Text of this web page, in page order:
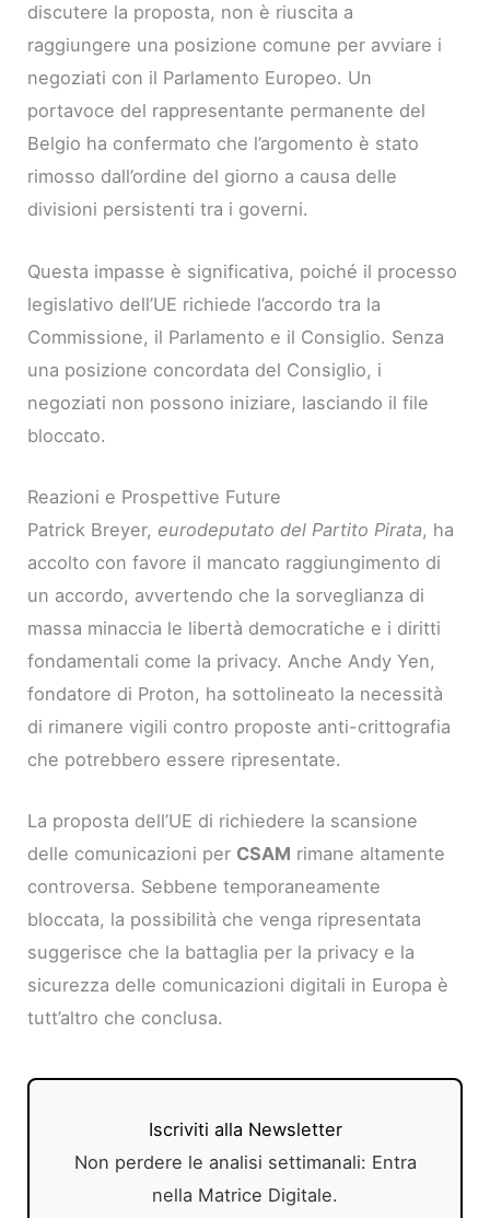
discutere la proposta, non è riuscita a
raggiungere una posizione comune per avviare i
negoziati con il Parlamento Europeo. Un
portavoce del rappresentante permanente del
Belgio ha confermato che l’argomento è stato
rimosso dall’ordine del giorno a causa delle
divisioni persistenti tra i governi.
Questa impasse è significativa, poiché il processo
legislativo dell’UE richiede l’accordo tra la
Commissione, il Parlamento e il Consiglio. Senza
una posizione concordata del Consiglio, i
negoziati non possono iniziare, lasciando il file
bloccato.
Reazioni e Prospettive Future
Patrick Breyer, eurodeputato del Partito Pirata, ha
accolto con favore il mancato raggiungimento di
un accordo, avvertendo che la sorveglianza di
massa minaccia le libertà democratiche e i diritti
fondamentali come la privacy. Anche Andy Yen,
fondatore di Proton, ha sottolineato la necessità
di rimanere vigili contro proposte anti-crittografia
che potrebbero essere ripresentate.
La proposta dell’UE di richiedere la scansione
delle comunicazioni per CSAM rimane altamente
controversa. Sebbene temporaneamente
bloccata, la possibilità che venga ripresentata
suggerisce che la battaglia per la privacy e la
sicurezza delle comunicazioni digitali in Europa è
tutt’altro che conclusa.
Iscriviti alla Newsletter
Non perdere le analisi settimanali: Entra
nella Matrice Digitale.